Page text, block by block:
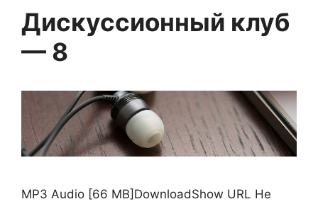
Дискуссионный клуб
— 8
MP3 Audio [66 MB]DownloadShow URL Не